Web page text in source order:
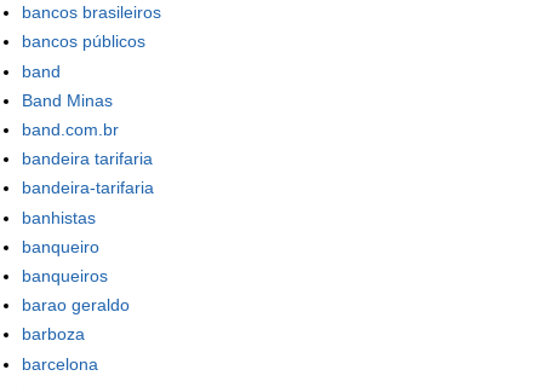
bancos brasileiros
bancos públicos
band
Band Minas
band.com.br
bandeira tarifaria
bandeira-tarifaria
banhistas
banqueiro
banqueiros
barao geraldo
barboza
barcelona